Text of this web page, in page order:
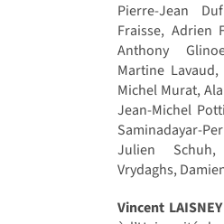
Pierre-Jean
Fraisse, Adrien
Anthony
Martine
Michel Murat,
Jean-Michel
Saminadayar-
Julien
Vrydaghs,
Vincent LAISNEY